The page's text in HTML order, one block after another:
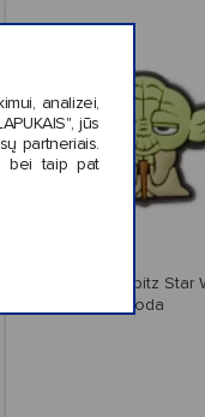
analizei,
jūs
partneriais.
bei taip pat
Crocs™ Jibbitz Star
Yoda